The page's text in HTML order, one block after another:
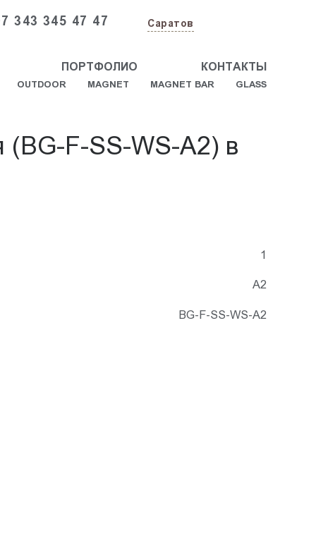
343 345 47 47 Саратов
ПОРТФОЛИО КОНТАКТЫ
OUTDOOR MAGNET MAGNET BAR GLASS
(BG-F-SS-WS-A2) в
1
А2
BG-F-SS-WS-A2